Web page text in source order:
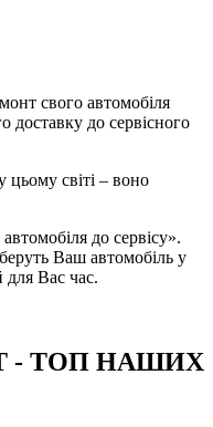
свого автомобіля
доставку до сервісного
цьому світі – воно
до сервісу».
Ваш автомобіль у
для Вас час.
- ТОП НАШИХ